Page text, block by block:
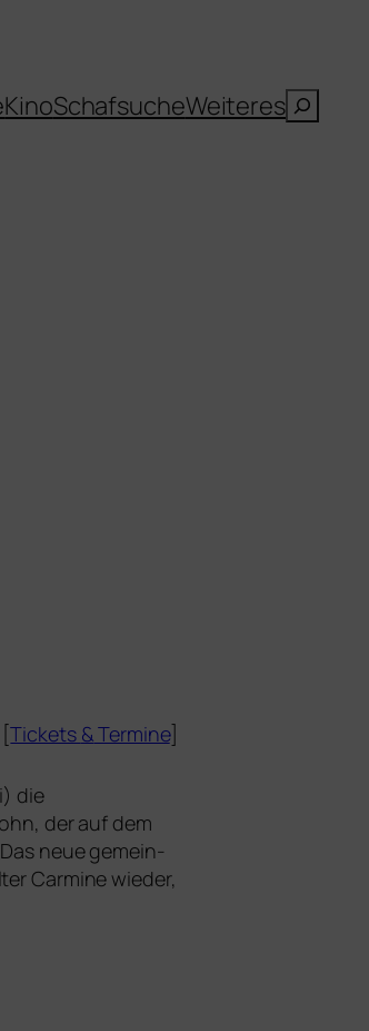
KinoSchafsucheWeiteresSuchen
[Tickets &Termine]
die
der auf dem
neue gemein­
Carmine wie­der,